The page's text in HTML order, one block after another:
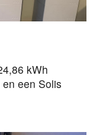
kWh
een Solis